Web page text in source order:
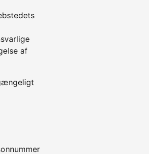
af